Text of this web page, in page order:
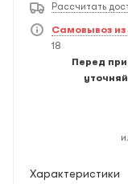
Рассчитать
Самовывоз
18
Перед
Характеристики